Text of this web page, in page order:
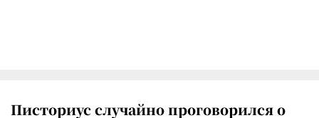
Писториус случайно проговорился о